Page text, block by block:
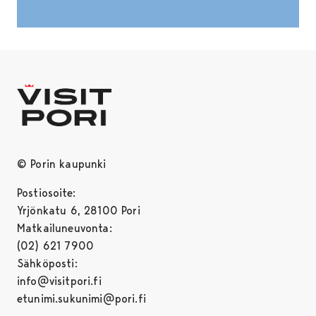
© Porin kaupunki
Postiosoite:
Yrjönkatu 6, 28100 Pori
Matkailuneuvonta:
(02) 621 7900
Sähköposti:
info@visitpori.fi
etunimi.sukunimi@pori.fi